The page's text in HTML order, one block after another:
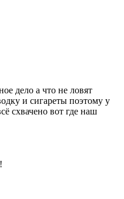
дело а что не ловят
и сигареты поэтому у
схвачено вот где наш